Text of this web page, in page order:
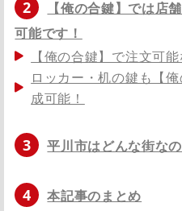
2
【俺の合鍵】では店
可能です！
【俺の合鍵】で注文可
ロッカー・机の鍵も【
成可能！
3 平川市はどんな街な
4 本記事のまとめ